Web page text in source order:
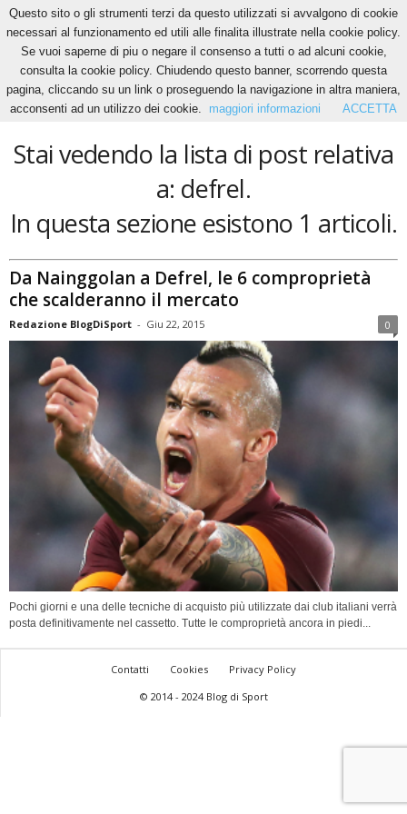
Home Tags Defrel
defrel
Stai vedendo la lista di post relativa
a: defrel.
In questa sezione esistono 1 articoli.
Da Nainggolan a Defrel, le 6 comproprietà
che scalderanno il mercato
Redazione BlogDiSport - Giu 22, 2015 0
Pochi giorni e una delle tecniche di acquisto più utilizzate dai club italiani verrà
posta definitivamente nel cassetto. Tutte le comproprietà ancora in piedi...
Contatti Cookies
Privacy Policy
© 2014 - 2024 Blog di Sport
Questo sito o gli strumenti terzi da questo utilizzati si avvalgono di cookie
necessari al funzionamento ed utili alle finalita illustrate nella cookie policy.
Se vuoi saperne di piu o negare il consenso a tutti o ad alcuni cookie,
consulta la cookie policy. Chiudendo questo banner, scorrendo questa
pagina, cliccando su un link o proseguendo la navigazione in altra maniera,
acconsenti ad un utilizzo dei cookie.
maggiori informazioni ACCETTA